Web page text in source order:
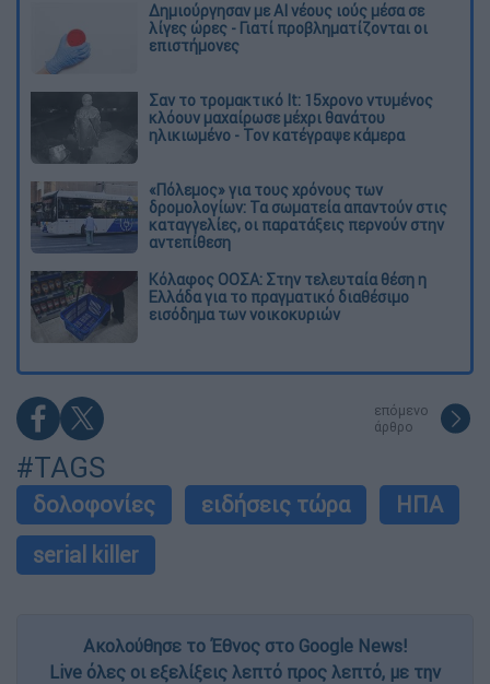
Δημιούργησαν με AI νέους ιούς μέσα σε
λίγες ώρες - Γιατί προβληματίζονται οι
επιστήμονες
Σαν το τρομακτικό It: 15χρονο ντυμένος
κλόουν μαχαίρωσε μέχρι θανάτου
ηλικιωμένο - Τον κατέγραψε κάμερα
«Πόλεμος» για τους χρόνους των
δρομολογίων: Τα σωματεία απαντούν στις
καταγγελίες, οι παρατάξεις περνούν στην
αντεπίθεση
Κόλαφος ΟΟΣΑ: Στην τελευταία θέση η
Ελλάδα για το πραγματικό διαθέσιμο
εισόδημα των νοικοκυριών
επόμενο
άρθρο
#TAGS
δολοφονίες ειδήσεις τώρα
ΗΠΑ
serial killer
Ακολούθησε το Έθνος στο Google News!
Live όλες οι εξελίξεις λεπτό προς λεπτό, με την